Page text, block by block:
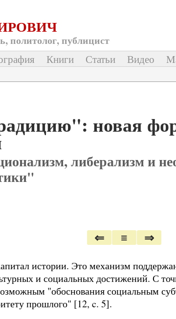
политолог, публицист
Книги Статьи Видео
новая
либерализм и
⇐ ≡ ⇒
истории. Это механизм
и социальных достижений. С
"обоснования социальным
прошлого" [12, c. 5].